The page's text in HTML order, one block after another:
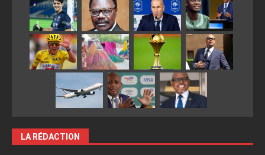
LA RÉDACTION